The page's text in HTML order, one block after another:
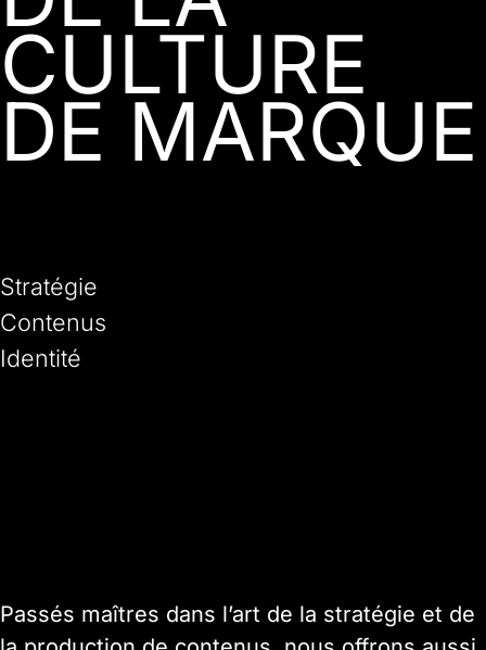
CULTURE
DE MARQUE
Stratégie
Contenus
Identité
Passés maîtres dans l’art de la stratégie et de